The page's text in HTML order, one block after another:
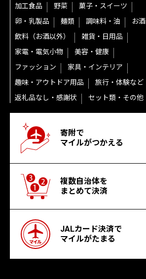
加工食品
野菜
菓子・スイーツ
卵・乳製品
麺類 調味料・油
お酒
飲料（お酒以外）
雑貨・日用品
家電・電気小物
美容・健康
ファッション
家具・インテリア
趣味・アウトドア用品
旅行・体験など
返礼品なし・感謝状
セット類・その他
寄附で
マイルがつかえる
複数自治体を
まとめて決済
JALカード決済で
マイルがたまる